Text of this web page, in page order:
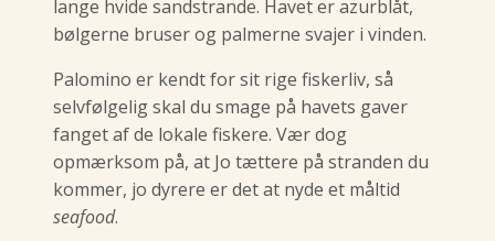
lange hvide sandstrande. Havet er azurblåt,
bølgerne bruser og palmerne svajer i vinden.
Palomino er kendt for sit rige fiskerliv, så
selvfølgelig skal du smage på havets gaver
fanget af de lokale fiskere. Vær dog
opmærksom på, at Jo tættere på stranden du
kommer, jo dyrere er det at nyde et måltid
seafood.